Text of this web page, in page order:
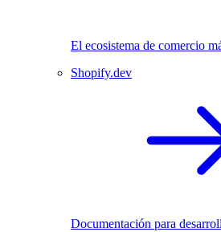
El ecosistema de comercio
Shopify.dev
Documentación para